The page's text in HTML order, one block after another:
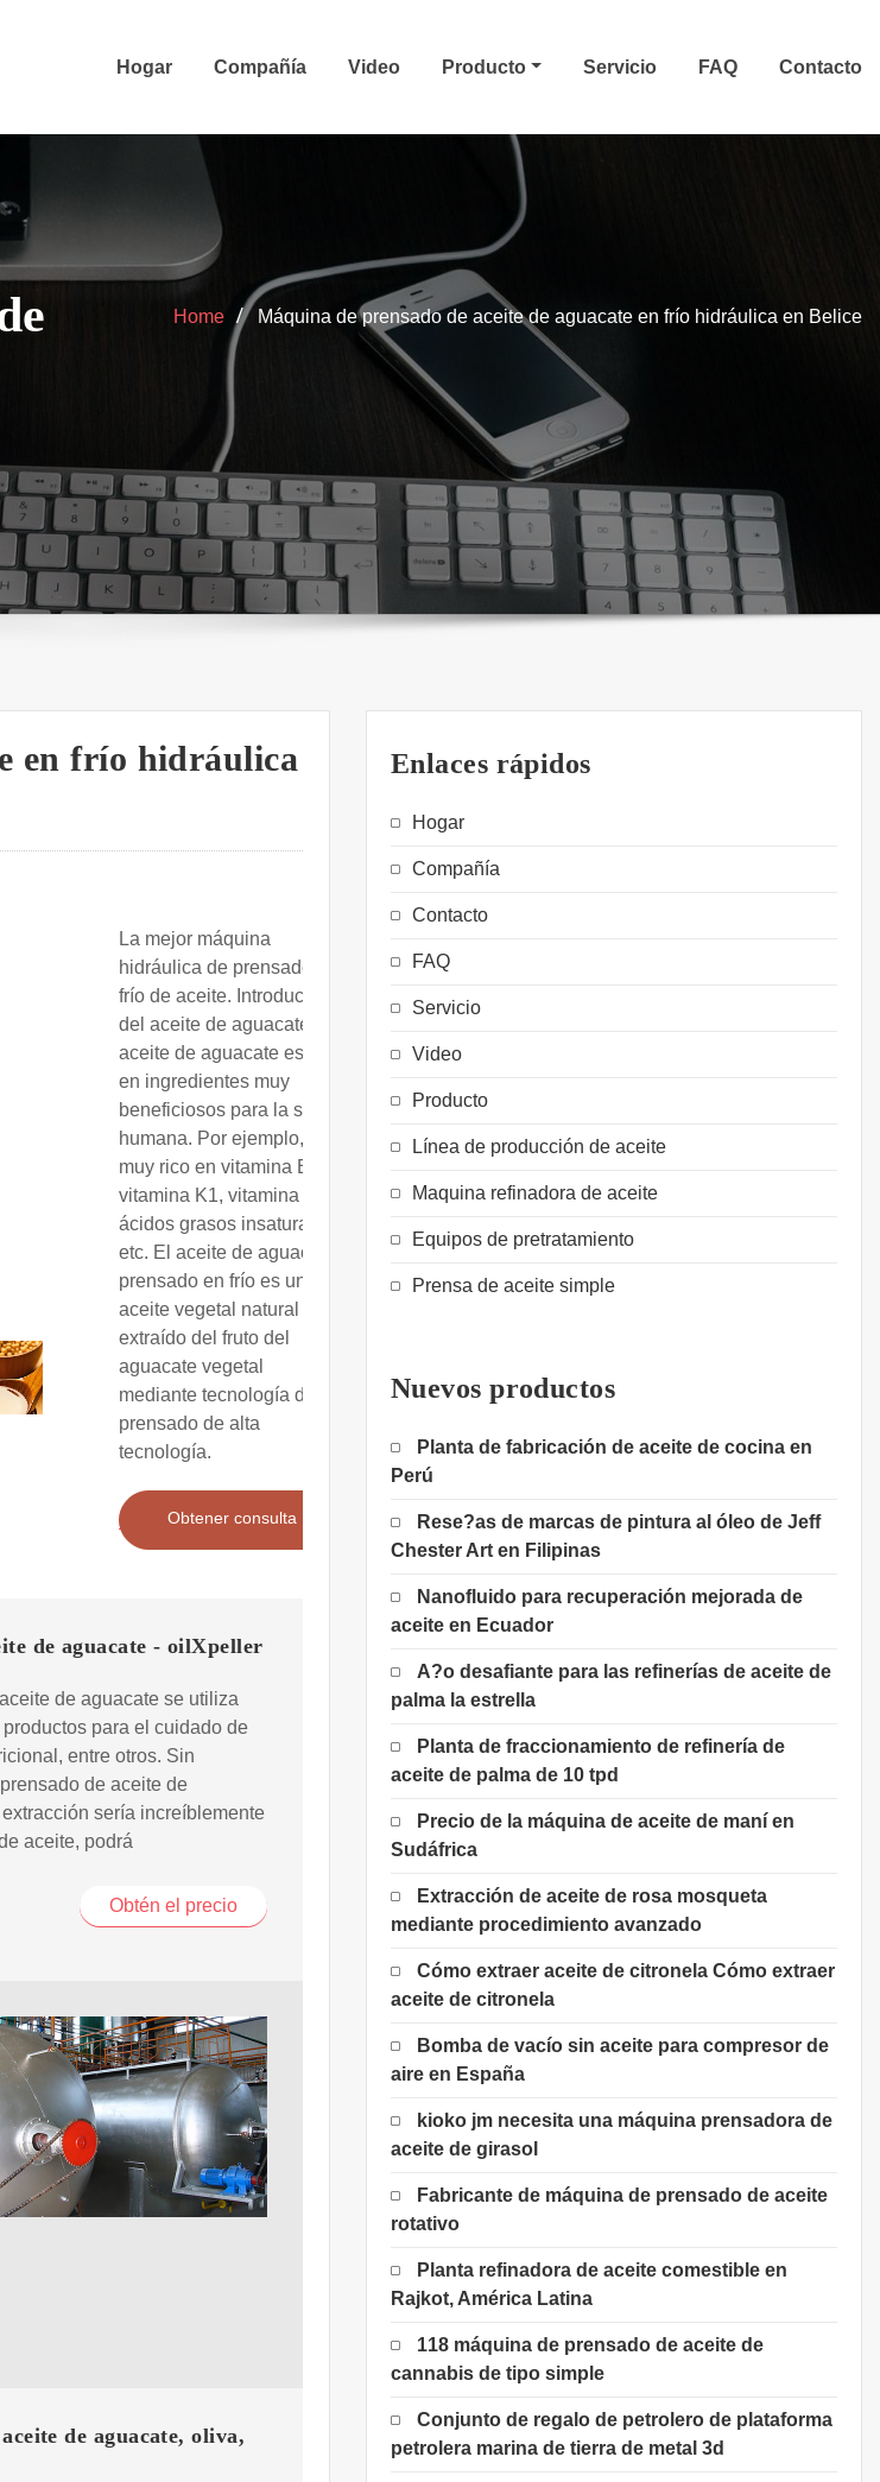
Hogar Compañía Video Producto Servicio FAQ Contacto
Home Máquina de prensado de aceite de aguacate en frío hidráulica en Belice
en frío hidráulica
La mejor máquina
hidráulica de prensado en
frío de aceite. Introducción
del aceite de aguacate. El
aceite de aguacate es rico
en ingredientes muy
beneficiosos para la salud
humana. Por ejemplo, es
muy rico en vitamina E,
vitamina K1, vitamina B2,
ácidos grasos insaturados,
etc. El aceite de aguacate
prensado en frío es un
aceite vegetal natural
extraído del fruto del
aguacate vegetal
mediante tecnología de
prensado de alta
tecnología.
Obtener consulta
de aguacate - oilXpeller
de aguacate se utiliza
para el cuidado de
entre otros. Sin
de aceite de
sería increíblemente
aceite, podrá
Obtén el precio
de aguacate, oliva,
Enlaces rápidos
Hogar
Compañía
Contacto
FAQ
Servicio
Video
Producto
Línea de producción de aceite
Maquina refinadora de aceite
Equipos de pretratamiento
Prensa de aceite simple
Nuevos productos
Planta de fabricación de aceite de cocina en
Perú
Rese?as de marcas de pintura al óleo de Jeff
Chester Art en Filipinas
Nanofluido para recuperación mejorada de
aceite en Ecuador
A?o desafiante para las refinerías de aceite de
palma la estrella
Planta de fraccionamiento de refinería de
aceite de palma de 10 tpd
Precio de la máquina de aceite de maní en
Sudáfrica
Extracción de aceite de rosa mosqueta
mediante procedimiento avanzado
Cómo extraer aceite de citronela Cómo extraer
aceite de citronela
Bomba de vacío sin aceite para compresor de
aire en España
kioko jm necesita una máquina prensadora de
aceite de girasol
Fabricante de máquina de prensado de aceite
rotativo
Planta refinadora de aceite comestible en
Rajkot, América Latina
118 máquina de prensado de aceite de
cannabis de tipo simple
Conjunto de regalo de petrolero de plataforma
petrolera marina de tierra de metal 3d